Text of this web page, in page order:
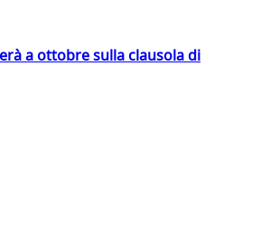
a ottobre sulla clausola di